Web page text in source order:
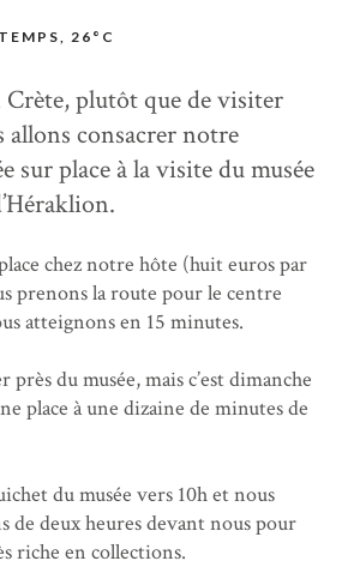
26°C
plutôt que de visiter
consacrer notre
sur place à la visite du musée
chez notre hôte (huit euros par
prenons la route pour le centre
atteignons en 15 minutes.
près du musée, mais c’est dimanche
place à une dizaine de minutes de
du musée vers 10h et nous
de deux heures devant nous pour
riche en collections.